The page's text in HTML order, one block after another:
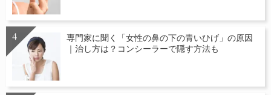
専門家に聞く「女性の鼻の下の青いひげ」の原因
｜治し方は？コンシーラーで隠す方法も